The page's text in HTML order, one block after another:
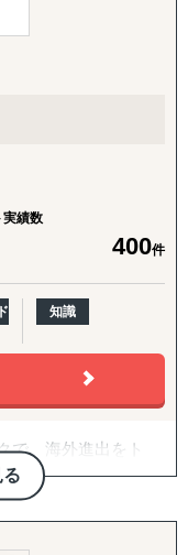
加
地在庫セットアッ
面談・ブース出展
の企画運用、商談
ス・交渉支援（売
ング、SNS運用代
告・メディアアプロ
のEC運用回りを全
会社です。
注管理、広告運
ジ制作、翻訳業
客対応、海外配
策、カスタマーサ
配送、受注管理、
翻訳業務、SEO対
訳業務、バナーデ
外配送、広告運
てを内製化してお
実績数
400件
知識
で、海外進出をト
日本商品の調達支
います。 世界29カ